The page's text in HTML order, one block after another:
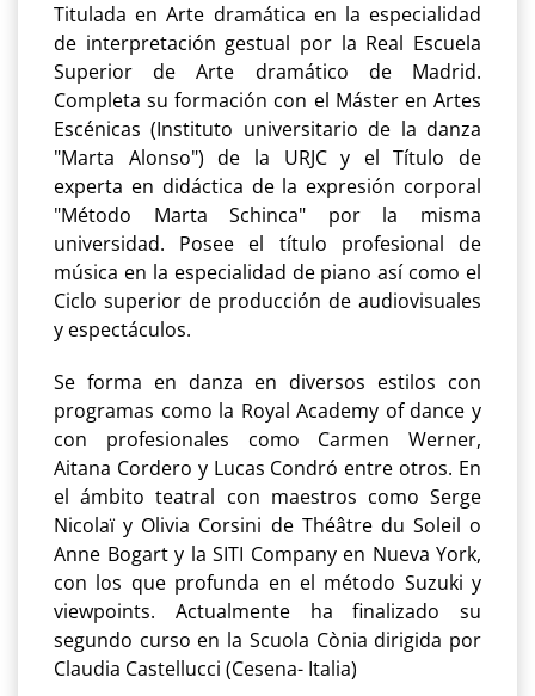
Titulada en Arte dramática en la especialidad
de interpretación gestual por la Real Escuela
Superior de Arte dramático de Madrid.
Completa su formación con el Máster en Artes
Escénicas (Instituto universitario de la danza
"Marta Alonso") de la URJC y el Título de
experta en didáctica de la expresión corporal
"Método Marta Schinca" por la misma
universidad. Posee el título profesional de
música en la especialidad de piano así como el
Ciclo superior de producción de audiovisuales
y espectáculos.
Se forma en danza en diversos estilos con
programas como la Royal Academy of dance y
con profesionales como Carmen Werner,
Aitana Cordero y Lucas Condró entre otros. En
el ámbito teatral con maestros como Serge
Nicolaï y Olivia Corsini de Théâtre du Soleil o
Anne Bogart y la SITI Company en Nueva York,
con los que profunda en el método Suzuki y
viewpoints. Actualmente ha finalizado su
segundo curso en la Scuola Cònia dirigida por
Claudia Castellucci (Cesena- Italia)